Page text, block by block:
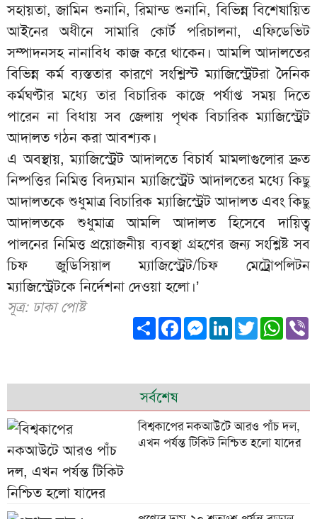
সহায়তা, জামিন শুনানি, রিমান্ড শুনানি, বিভিন্ন বিশেষায়িত
আইনের অধীনে সামারি কোর্ট পরিচালনা, এফিডেভিট
সম্পাদনসহ নানাবিধ কাজ করে থাকেন। আমলি আদালতের
বিভিন্ন কর্ম ব্যস্ততার কারণে সংশ্লিস্ট ম্যাজিস্ট্রেটরা দৈনিক
কর্মঘণ্টার মধ্যে তার বিচারিক কাজে পর্যাপ্ত সময় দিতে
পারেন না বিধায় সব জেলায় পৃথক বিচারিক ম্যাজিস্ট্রেট
আদালত গঠন করা আবশ্যক।
এ অবস্থায়, ম্যাজিস্ট্রেট আদালতে বিচার্য মামলাগুলোর দ্রুত
নিষ্পত্তির নিমিত্ত বিদ্যমান ম্যাজিস্ট্রেট আদালতের মধ্যে কিছু
আদালতকে শুধুমাত্র বিচারিক ম্যাজিস্ট্রেট আদালত এবং কিছু
আদালতকে শুধুমাত্র আমলি আদালত হিসেবে দায়িত্ব
পালনের নিমিত্ত প্রয়োজনীয় ব্যবস্থা গ্রহণের জন্য সংশ্লিষ্ট সব
চিফ জুডিসিয়াল ম্যাজিস্ট্রেট/চিফ মেট্রোপলিটন
ম্যাজিস্ট্রেটকে নির্দেশনা দেওয়া হলো।’
সূত্র: ঢাকা পোষ্ট
ShareFacebook
Messenger
LinkedIn
Twitter
সর্বশেষ
বিশ্বকাপের নকআউটে আরও পাঁচ দল,
এখন পর্যন্ত টিকিট নিশ্চিত হলো যাদের